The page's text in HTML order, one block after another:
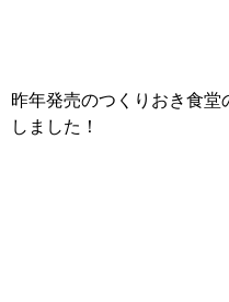
昨年発売のつくりおき食
しました！